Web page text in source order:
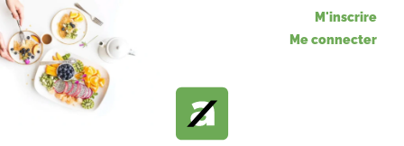
M'inscrire
Me connecter